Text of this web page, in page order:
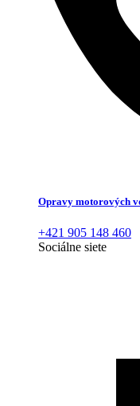
Opravy motorových
+421 905 148 460
Sociálne siete